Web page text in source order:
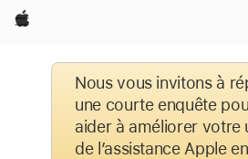
Apple
Nous vous invitons à
une courte enquête
aider à améliorer votre
de l’assistance Apple